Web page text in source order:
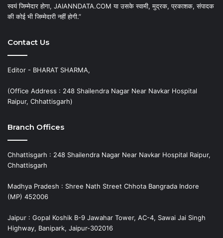
स्वयं जिम्मेदार होगा, JAIANNDATA.COM या उसके स्वामी, मुद्रक, प्रकाशक, संपादक
की कोई भी जिम्मेदारी नहीं होगी.”
Contact Us
Editor - BHARAT SHARMA,
(Office Address : 248 Shailendra Nagar Near Navkar Hospital
Raipur, Chhattisgarh)
Branch Offices
Chhattisgarh : 248 Shailendra Nagar Near Navkar Hospital Raipur,
Chhattisgarh
Madhya Pradesh : Shree Nath Street Chhota Bangrada Indore
(MP) 452006
Jaipur : Gopal Koshik B-9 Jawahar Tower, AC-4, Sawai Jai Singh
Highway, Banipark, Jaipur-302016